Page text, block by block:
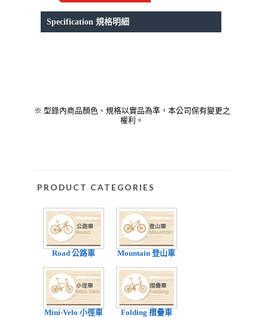
Specification 規格明細
※ 型錄內商品顏色、規格以實品為準，本公司保有變更之
權利。
PRODUCT CATEGORIES
Road 公路車 Mountain 登山車
Mini-Velo 小徑車 Folding 摺疊車